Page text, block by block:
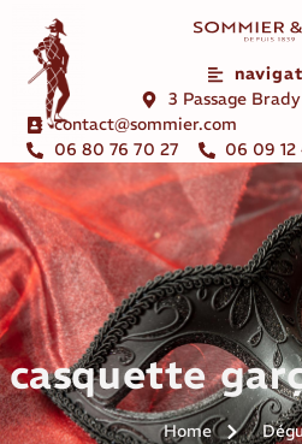
3 Passage
contact@sommier.com
06 80 76 70 27
06 09 12
casquette
Home